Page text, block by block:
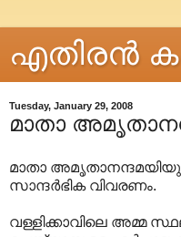
എതിരന്‍
Tuesday, January 29, 2008
മാതാ
മാതാ
സാന്ദര്‍ഭിക വിവരണം.
വള്ളിക്കാവിലെ അമ്മ